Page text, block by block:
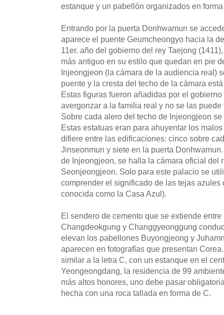
estanque y un pabellón organizados en
Entrando por la puerta Donhwamun se
aparece el puente Geumcheongyo hacia la
11er. año del gobierno del rey Taejong
más antiguo en su estilo que quedan en pie
Injeongjeon (la cámara de la audiencia real)
puente y la cresta del techo de la cámara
Estas figuras fueron añadidas por el
avergonzar a la familia real y no se las
Sobre cada alero del techo de Injeongjeon
Estas estatuas eran para ahuyentar los
difiere entre las edificaciones: cinco sobre
Jinseonmun y siete en la puerta
de Injeongjeon, se halla la cámara oficial del
Seonjeongjeon. Solo para este palacio se
comprender el significado de las tejas azules
conocida como la Casa Azul).
El sendero de cemento que se extiende
Changdeokgung y Changgyeonggung
elevan los pabellones Buyongjeong y
aparecen en fotografías que presentan
similar a la letra C, con un estanque en el
Yeongeongdang, la residencia de 99
más altos honores, uno debe pasar
hecha con una roca tallada en forma de C.